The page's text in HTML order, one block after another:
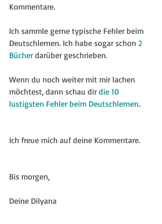
Kommentare.
Ich sammle gerne typische Fehler beim
Deutschlernen. Ich habe sogar schon 2
Bücher darüber geschrieben.
Wenn du noch weiter mit mir lachen
möchtest, dann schau dir die 10
lustigsten Fehler beim Deutschlernen.
Ich freue mich auf deine Kommentare.
Bis morgen,
Deine Dilyana